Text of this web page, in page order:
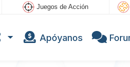
Juegos de Acción
Apóyanos